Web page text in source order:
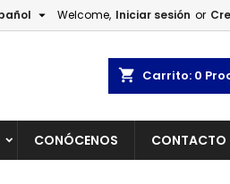
Welcome, Iniciar sesión or

shopping_cart Carrito: 0
CONÓCENOS CONTACTO